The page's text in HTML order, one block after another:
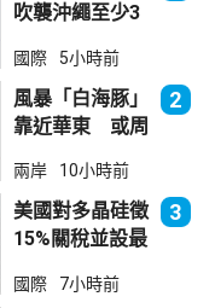
吹襲沖繩至少3
取消
國際 5小時前
風暴「白海豚」
靠近華東 或周
2
兩岸 10小時前
美國對多晶硅徵
15%關稅並設最
克：中國無法再
3
國際 7小時前